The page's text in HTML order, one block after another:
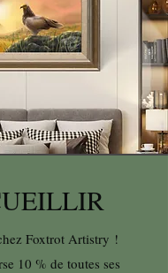
Foxtrot Artistry !
10 % de toutes ses